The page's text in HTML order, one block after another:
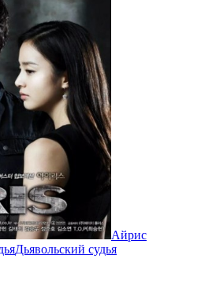
Айрис
Дьявольский судья